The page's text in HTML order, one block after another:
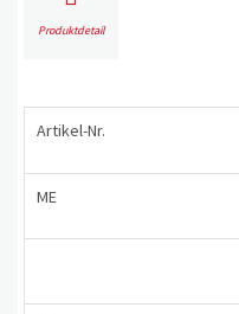
Produktdetail
Artikel-Nr.
ME